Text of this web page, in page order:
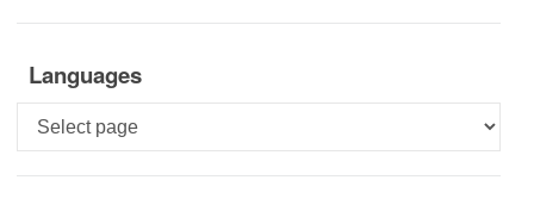
Languages
Languages